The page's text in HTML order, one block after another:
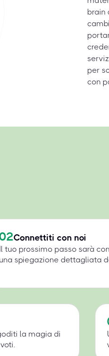
brain
per
con
Connettiti con noi
Il tuo prossimo passo sarà
una spiegazione dettagliata
la magia di